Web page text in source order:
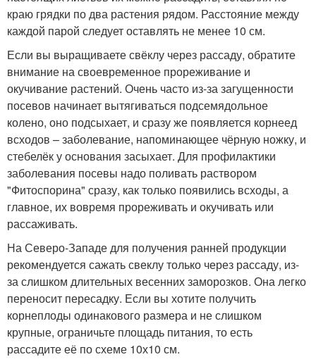
краю грядки по два растения рядом. Расстояние между
каждой парой следует оставлять не менее 10 см.
Если вы выращиваете свёклу через рассаду, обратите
внимание на своевременное прореживание и
окучивание растений. Очень часто из-за загущенности
посевов начинает вытягиваться подсемядольное
колено, оно подсыхает, и сразу же появляется корнеед
всходов – заболевание, напоминающее чёрную ножку, и
стебелёк у основания засыхает. Для профилактики
заболевания посевы надо поливать раствором
"Фитоспорина" сразу, как только появились всходы, а
главное, их вовремя прореживать и окучивать или
рассаживать.
На Северо-Западе для получения ранней продукции
рекомендуется сажать свеклу только через рассаду, из-
за слишком длительных весенних заморозков. Она легко
переносит пересадку. Если вы хотите получить
корнеплоды одинакового размера и не слишком
крупные, ограничьте площадь питания, то есть
рассадите её по схеме 10х10 см.